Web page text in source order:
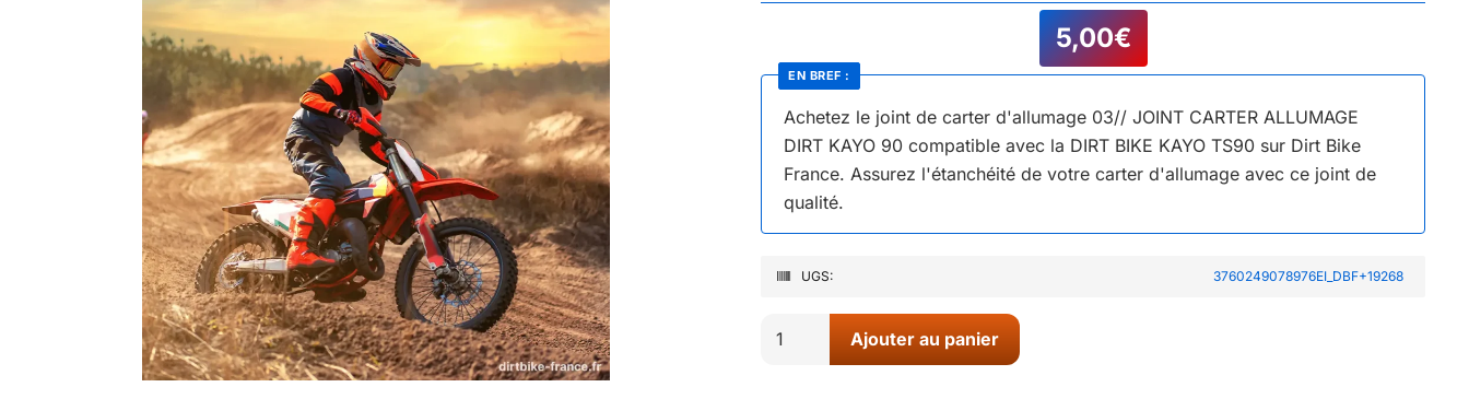
5,00€
Achetez le joint de carter d'allumage 03// JOINT CARTER ALLUMAGE
DIRT KAYO 90 compatible avec la DIRT BIKE KAYO TS90 sur Dirt Bike
France. Assurez l'étanchéité de votre carter d'allumage avec ce joint de
qualité.
EN BREF :
UGS: 3760249078976EI_DBF+19268
Ajouter au panier